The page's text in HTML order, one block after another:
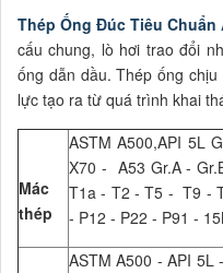
Thép Ống Đúc Tiêu Chuẩn
cấu chung, lò hơi trao đổi
ống dẫn dầu. Thép ống
lực tạo ra từ quá trình khai
Mác
thép
ASTM A500,API 5L
X70 - A53 Gr.A -
T1a - T2 - T5 - T9 -
- P12 - P22 - P91 -
ASTM A500 - API 5L